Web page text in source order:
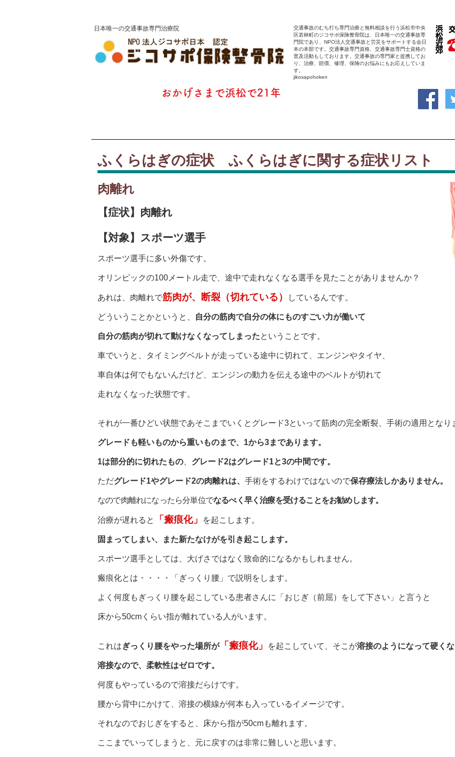
​日本唯一の交通事故専門治療院
​おかげさまで浜松で21年
交通事故のむち打ち専門治療と無料相談を行う浜松市中央
区若林町のジコサポ保険整骨院は、日本唯一の交通事故専
門院であり、NPO法人交通事故と労災をサポートする会日
本の本部です。交通事故専門資格、交通事故専門士資格の
普及活動もしております。交通事故の専門家と提携してお
り、治療、賠償、修理、保険のお悩みにもお応えしていま
す。
jikosapohoken
ふくらはぎの症状 ふくらはぎに関する症状リスト
肉離れ
【症状】肉離れ
【対象】スポーツ選手
スポーツ選手に多い外傷です。
オリンピックの100メートル走で、途中で走れなくなる選手を見たことがありませんか？
あれは、肉離れで筋肉が、断裂（切れている） しているんです。
どういうことかというと、 自分の筋肉で自分の体にものすごい力が働いて
自分の筋肉が切れて動けなくなってしまったということです。
車でいうと、タイミングベルトが走っている途中に切れて、エンジンやタイヤ、
車自体は何でもないんだけど、エンジンの動力を伝える途中のベルトが切れて
走れなくなった状態です。
それが一番ひどい状態であそこまでいくとグレード3といって筋肉の完全断裂、手術の適用となり
グレードも軽いものから重いものまで、1から3まであります。
1は部分的に切れたもの グレード2はグレード1と3の中間です。
ただグレード1やグレード2の肉離れは、 手術をするわけではないので保存療法しかありません。
なので肉離れになったら分単位でなるべく早く治療を受けることをお勧めします。
治療が遅れると 「瘢痕化」 を起こします。
固まってしまい、また新たなけがを引き起こします。
スポーツ選手としては、大げさではなく致命的になるかもしれません。
瘢痕化とは・・・・「ぎっくり腰」で説明をします。
よく何度もぎっくり腰を起こしている患者さんに「おじぎ（前屈）をして下さい」と言うと
床から50cmくらい指が離れている人がいます。
これはぎっくり腰をやった場所が「瘢痕化」 を起こしていて、そこが溶接のようになって硬く
溶接なので、柔軟性はゼロです。
何度もやっているので溶接だらけです。
腰から背中にかけて、溶接の横線が何本も入っているイメージです。
それなのでおじぎをすると、床から指が50cmも離れます。
ここまでいってしまうと、元に戻すのは非常に難しいと思います。